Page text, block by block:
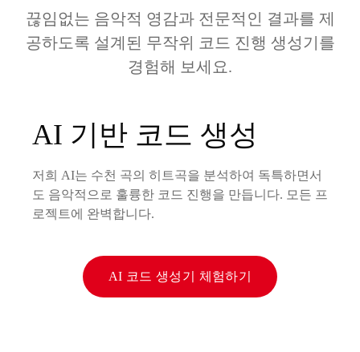
끊임없는 음악적 영감과 전문적인 결과를 제
공하도록 설계된 무작위 코드 진행 생성기를
경험해 보세요.
AI 기반 코드 생성
저희 AI는 수천 곡의 히트곡을 분석하여 독특하면서
도 음악적으로 훌륭한 코드 진행을 만듭니다. 모든 프
로젝트에 완벽합니다.
AI 코드 생성기 체험하기